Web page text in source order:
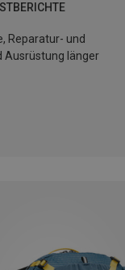
Reparatur- und
Ausrüstung länger